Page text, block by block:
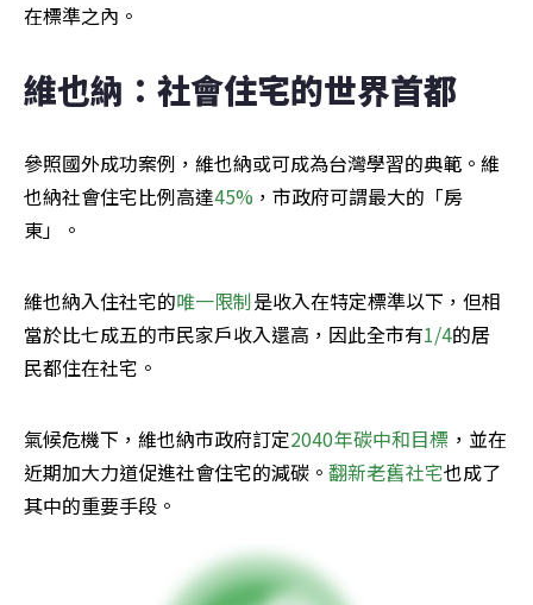
在標準之內。
維也納：社會住宅的世界首都
參照國外成功案例，維也納或可成為台灣學習的典範。維
也納社會住宅比例高達45% ，市政府可謂最大的「房
東」。
維也納入住社宅的唯一限制是收入在特定標準以下，但相
當於比七成五的市民家戶收入還高，因此全市有1/4的居
民都住在社宅。
氣候危機下，維也納市政府訂定2040年碳中和目標 ，並在
近期加大力道促進社會住宅的減碳。 翻新老舊社宅也成了
其中的重要手段。